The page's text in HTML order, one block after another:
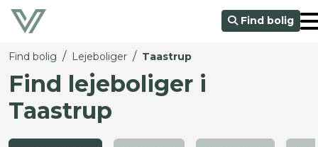
Find bolig
Find bolig / Lejeboliger / Taastrup
Find lejeboliger i
Taastrup